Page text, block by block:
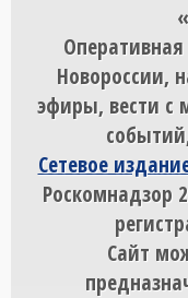
Новороссии,
эфиры, вести с
Сетевое
Роскомнадзор
Сайт